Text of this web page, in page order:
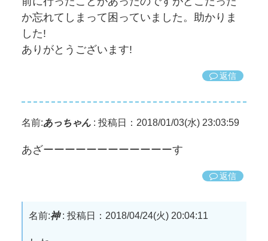
か忘れてしまって困っていました。助かりま
した!
ありがとうございます!
返信
名前:あっちゃん : 投稿日：2018/01/03(水) 23:03:59
あざーーーーーーーーーーーーす
返信
名前:神: 投稿日：2018/04/24(火) 20:04:11